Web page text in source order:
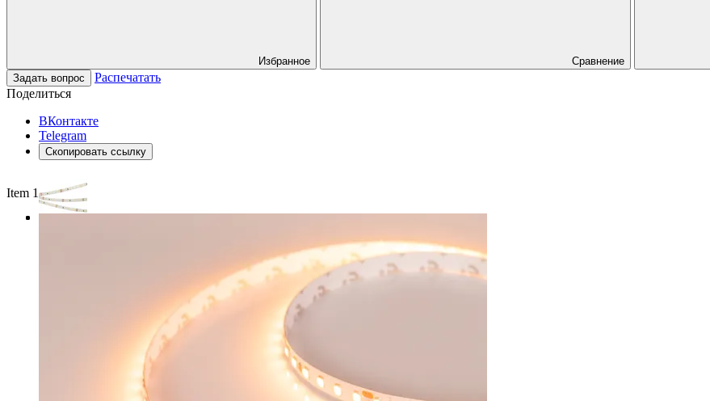
Избранное Сравнение
Задать вопрос
Распечатать
Поделиться
ВКонтакте
Telegram
Скопировать ссылку
Item 1 of 3